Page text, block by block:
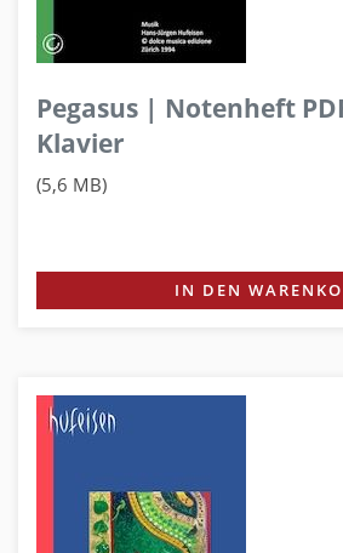
Pegasus | Notenheft
Klavier
(5,6 MB)
IN DEN